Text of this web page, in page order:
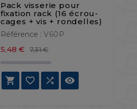
Pack visserie pour
fixation rack (16 écrou-
cages + vis + rondelles)
Référence : V60P
5,48 € 7,31 €Prix de base
Prix
   